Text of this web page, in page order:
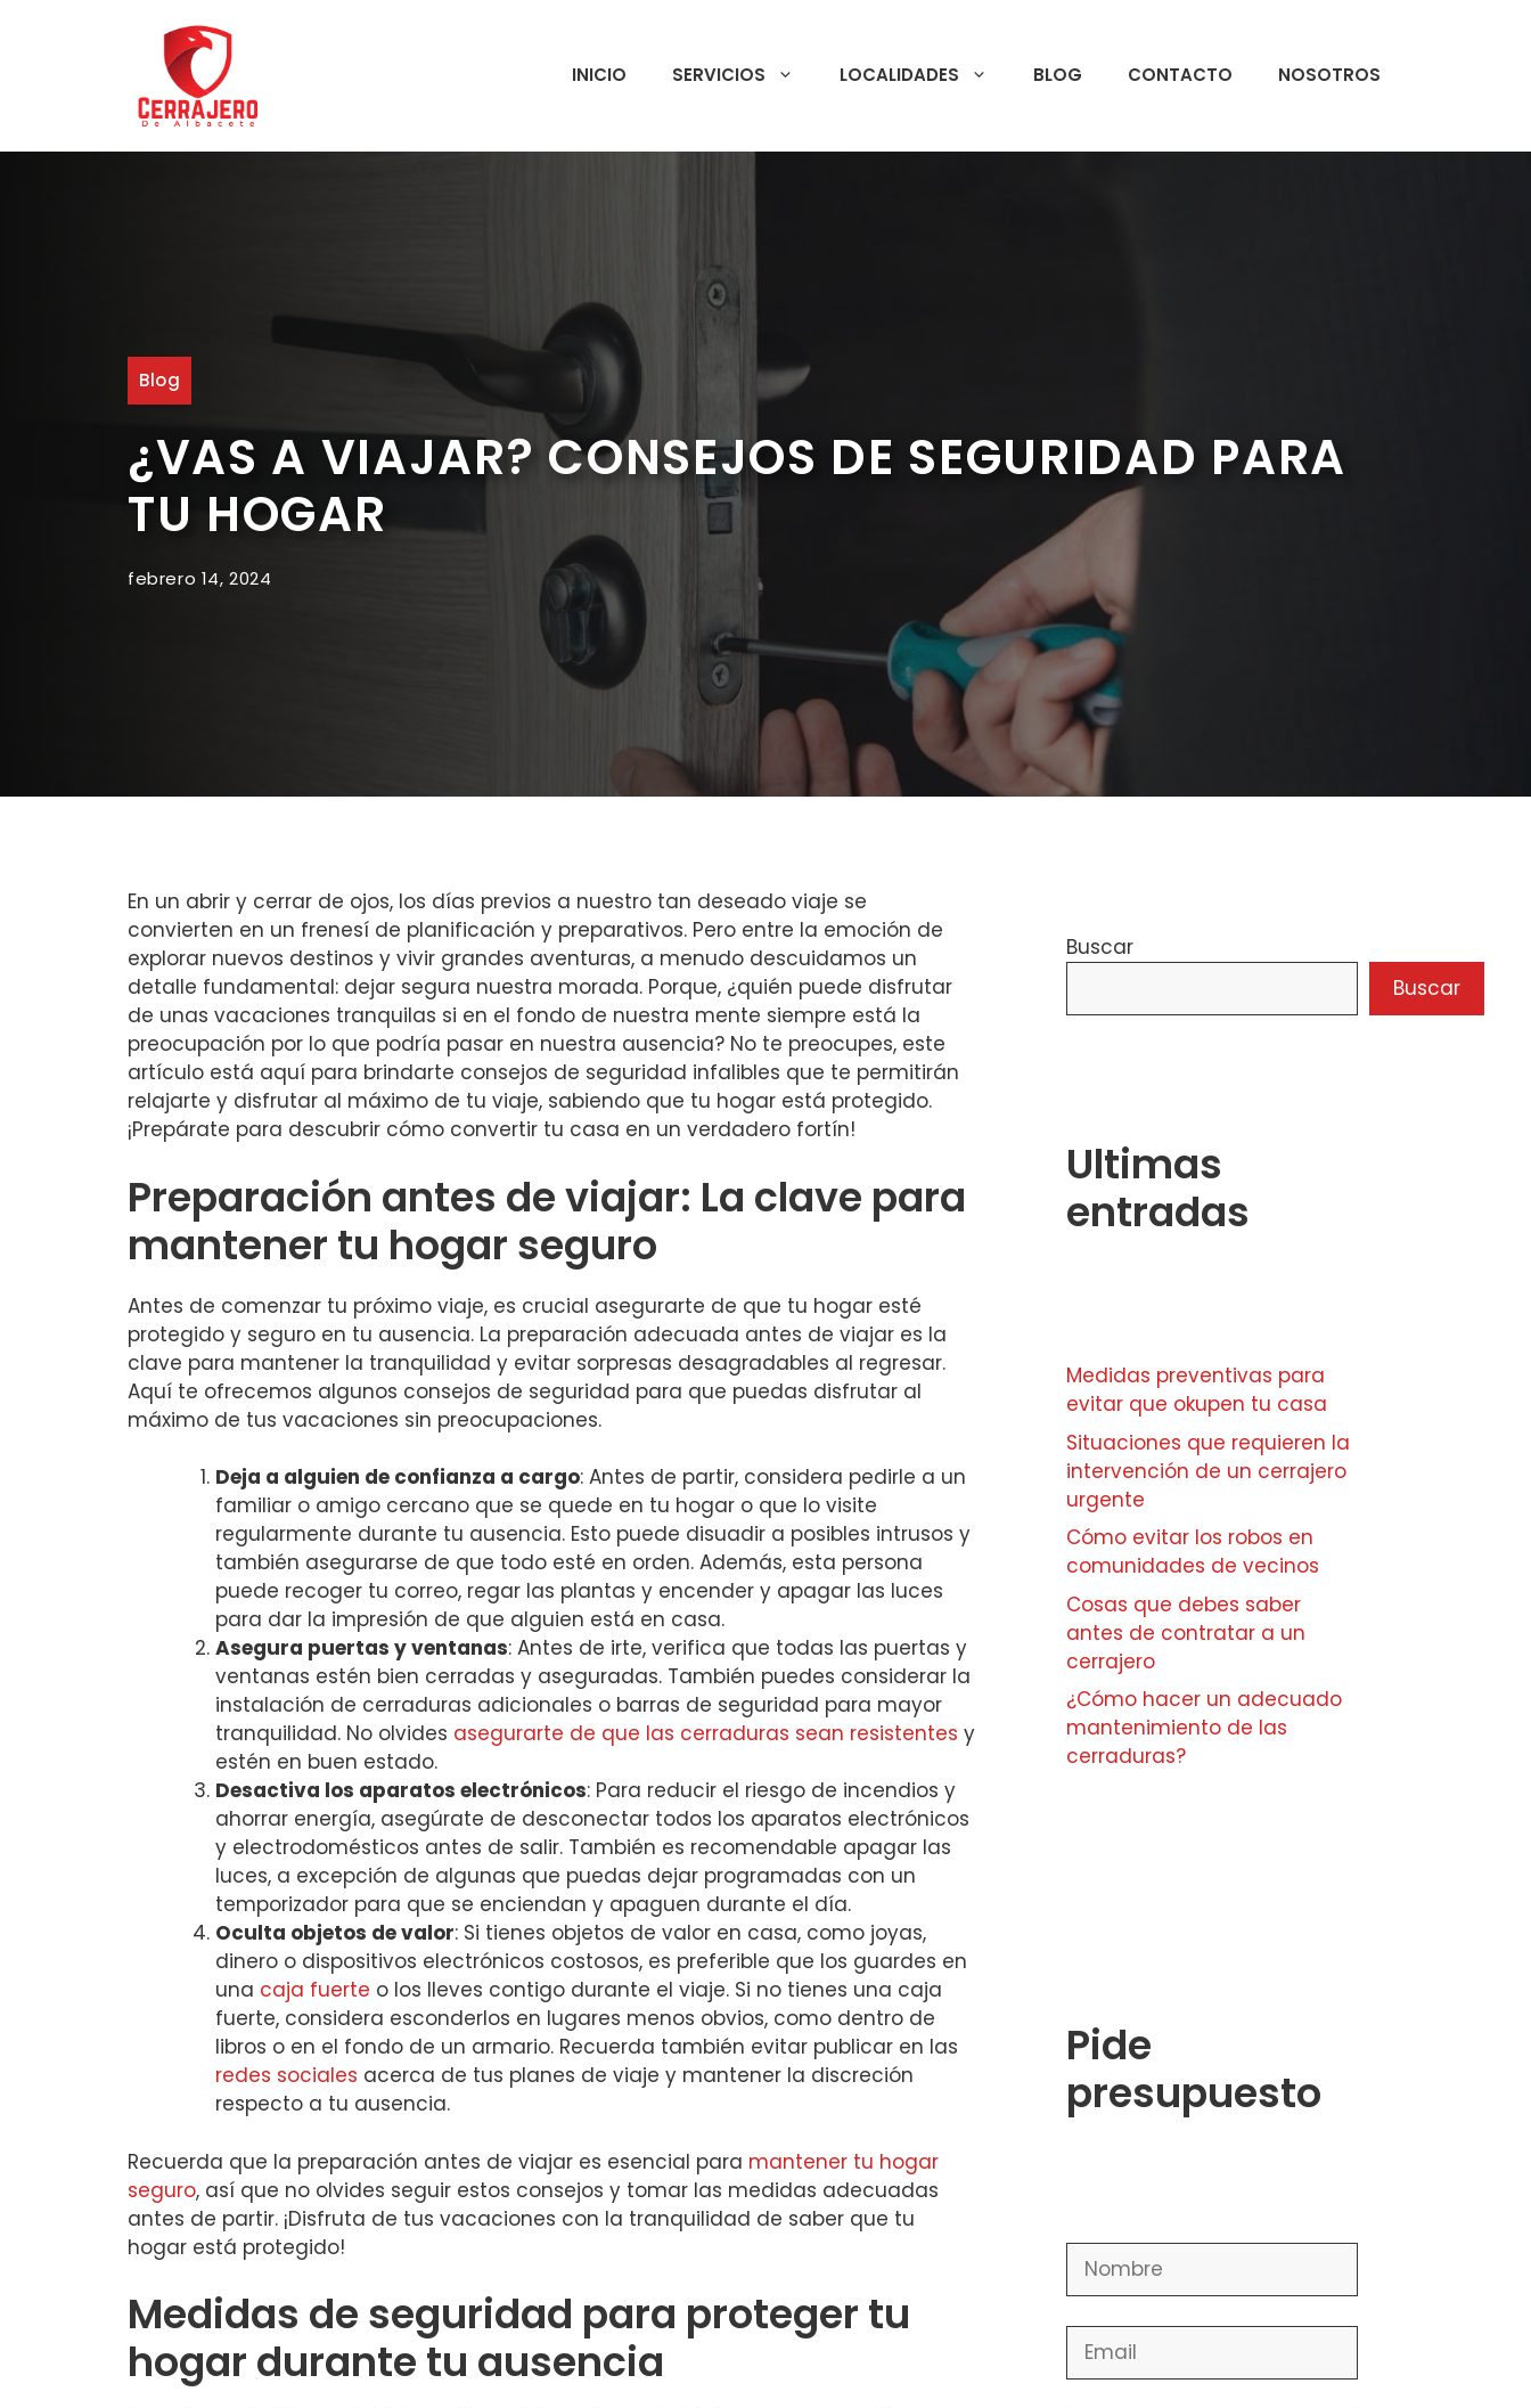
INICIO SERVICIOS LOCALIDADES BLOG CONTACTO NOSOTROS
Blog
¿VAS A VIAJAR? CONSEJOS DE SEGURIDAD PARA
TU HOGAR
febrero 14, 2024
En un abrir y ​cerrar de ojos, los días ‍previos a nuestro tan deseado viaje se
convierten en un frenesí de planificación y preparativos. Pero entre ⁣la emoción ⁢de
explorar nuevos destinos y vivir grandes aventuras, a menudo descuidamos un⁣
detalle fundamental: dejar segura nuestra morada. ⁤Porque, ¿quién​ puede disfrutar
de unas vacaciones tranquilas si en el fondo ‌de nuestra⁤ mente siempre ⁢está⁢ la
preocupación por lo ‍que podría⁣ pasar ​en ​nuestra ausencia? No te preocupes, este
artículo está ‌aquí para ‌brindarte consejos‍ de seguridad infalibles que te permitirán
relajarte y disfrutar al⁣ máximo de ⁣tu viaje, sabiendo que tu hogar está protegido.
¡Prepárate para descubrir ⁣cómo convertir tu casa en​ un verdadero ‍fortín!
Preparación antes de viajar: La clave para
mantener tu hogar seguro
Antes de comenzar tu próximo viaje, es crucial asegurarte de que tu hogar esté
protegido ‌y‍ seguro en tu ausencia. La preparación⁢ adecuada antes de viajar es ⁢la
clave para mantener la tranquilidad y evitar sorpresas desagradables al regresar.
Aquí te ofrecemos algunos consejos de seguridad para ⁤que puedas disfrutar ‌al
‍máximo de tus vacaciones sin preocupaciones.
Deja a alguien de confianza a cargo: Antes de partir, considera pedirle a⁤ un‍
familiar o amigo cercano‌ que se⁣ quede en tu hogar o que lo visite
regularmente durante tu ausencia. Esto puede disuadir a posibles intrusos y
también asegurarse de que todo esté en orden. Además, esta persona
puede recoger tu correo, regar las plantas ⁢y encender y apagar las luces
para dar la impresión de que alguien está en casa.
Asegura puertas y ventanas: Antes de irte, verifica‍ que todas las puertas y
ventanas estén bien cerradas y ⁢aseguradas. ⁣También ⁣puedes considerar la
instalación de cerraduras adicionales⁤ o⁢ barras de⁣ seguridad para mayor
tranquilidad. No olvides ⁢ asegurarte de que las cerraduras sean resistentes y‍
estén en buen estado.
Desactiva los⁢ aparatos electrónicos: Para reducir el riesgo de incendios y
ahorrar energía, asegúrate de desconectar todos‍ los aparatos ⁤electrónicos
y electrodomésticos antes de salir. También es recomendable apagar las‌
luces, a excepción de ⁢algunas que puedas dejar programadas con un
‍temporizador para que se enciendan y apaguen durante el día.
Oculta objetos de valor: Si tienes ⁣objetos de valor en casa, como joyas,
dinero​ o dispositivos electrónicos costosos, es preferible que los guardes en
una caja fuerte o los lleves contigo⁢ durante el viaje. Si no tienes una ⁢caja​
fuerte, ​considera esconderlos en lugares menos obvios, como dentro⁢ de
libros o en el‍ fondo de un armario.​ Recuerda también evitar publicar en las
redes sociales acerca​ de tus planes⁣ de viaje⁢ y mantener la discreción
respecto a tu ausencia.
Recuerda que la preparación antes de viajar es esencial para mantener tu hogar
seguro, así‍ que ‌no olvides seguir estos consejos y​ tomar las medidas adecuadas
antes de ⁤partir. ¡Disfruta de tus vacaciones con la tranquilidad de saber que tu
hogar​ está protegido!
Medidas de seguridad para ⁣proteger ‌tu
hogar durante tu ausencia
Buscar
Buscar
Ultimas
entradas
Medidas preventivas para
evitar que okupen tu casa
Situaciones que requieren la
intervención de un cerrajero
urgente
Cómo evitar los robos en
comunidades de vecinos
Cosas que debes saber
antes de contratar a un
cerrajero
¿Cómo hacer un adecuado
mantenimiento de las
cerraduras?
Pide
presupuesto